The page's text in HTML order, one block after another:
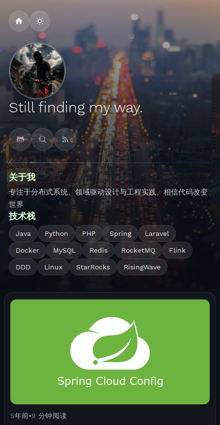
Still finding my way.
关于我
专注于分布式系统、领域驱动设计与工程实践、相信代码改变
世界
技术栈
Java Python PHP Spring Laravel
Docker MySQL Redis RocketMQ Flink
DDD Linux StarRocks RisingWave
5年前•9 分钟阅读